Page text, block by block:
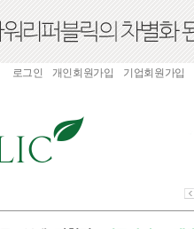
로그인 개인회원가입 기업회원가입